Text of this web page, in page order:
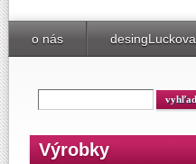
o nás desingLuckova
Výrobky